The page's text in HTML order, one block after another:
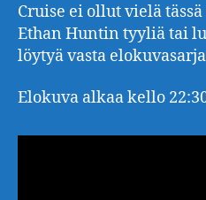
Cruise ei ollut vielä
Ethan Huntin tyyliä tai
löytyä vasta
Elokuva alkaa kello